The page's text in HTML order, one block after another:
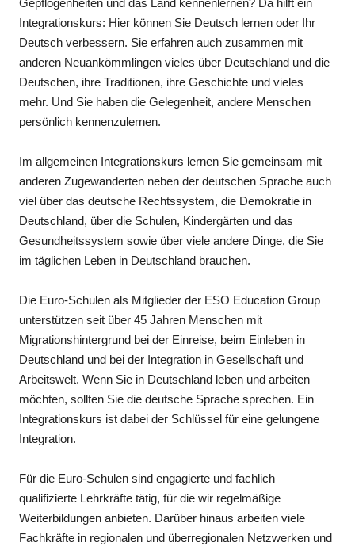
Gepflogenheiten und das Land kennenlernen? Da hilft ein
Integrationskurs: Hier können Sie Deutsch lernen oder Ihr
Deutsch verbessern. Sie erfahren auch zusammen mit
anderen Neuankömmlingen vieles über Deutschland und die
Deutschen, ihre Traditionen, ihre Geschichte und vieles
mehr. Und Sie haben die Gelegenheit, andere Menschen
persönlich kennenzulernen.
Im allgemeinen Integrationskurs lernen Sie gemeinsam mit
anderen Zugewanderten neben der deutschen Sprache auch
viel über das deutsche Rechtssystem, die Demokratie in
Deutschland, über die Schulen, Kindergärten und das
Gesundheitssystem sowie über viele andere Dinge, die Sie
im täglichen Leben in Deutschland brauchen.
Die Euro-Schulen als Mitglieder der ESO Education Group
unterstützen seit über 45 Jahren Menschen mit
Migrationshintergrund bei der Einreise, beim Einleben in
Deutschland und bei der Integration in Gesellschaft und
Arbeitswelt. Wenn Sie in Deutschland leben und arbeiten
möchten, sollten Sie die deutsche Sprache sprechen. Ein
Integrationskurs ist dabei der Schlüssel für eine gelungene
Integration.
Für die Euro-Schulen sind engagierte und fachlich
qualifizierte Lehrkräfte tätig, für die wir regelmäßige
Weiterbildungen anbieten. Darüber hinaus arbeiten viele
Fachkräfte in regionalen und überregionalen Netzwerken und